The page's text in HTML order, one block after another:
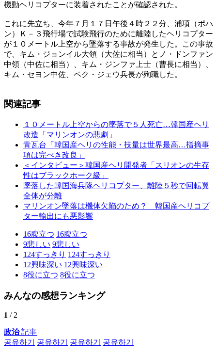
機動ヘリコプターに装着されたことが確認された。
これに先立ち、今年７月１７日午後４時２２分、浦項（ポハ
ン）Ｋ－３飛行場で試験飛行のために離陸したヘリコプター
が１０メートル上空から墜落する事故が発生した。この事故
で、キム・ジョンイル大領（大佐に相当）とノ・ドンファン
中領（中佐に相当）、キム・ジンファ上士（曹長に相当）、
キム・セヨン中佐、ペク・ジェウ兵長が殉職した。
関連記事
１０メートル上空からの墜落で５人死亡…韓国産ヘリ
改造「マリンオンの悲劇」
青瓦台「韓国産ヘリの性能・技量は世界最高…指摘事
項は完ぺき改良」
＜インタビュー＞韓国産ヘリ開発者「スリオンの生存
性はブラックホーク級」
墜落した韓国海兵隊ヘリコプター、離陸５秒で回転翼
全体が分離
マリンオン墜落は機体欠陥のため？ 韓国産ヘリコプ
ター輸出にも悪影響
16腹立つ 16腹立つ
9悲しい 9悲しい
124すっきり 124すっきり
12興味深い 12興味深い
8役に立つ 8役に立つ
みんなの感想ランキング
1 / 2
政治記事
공유하기
공유하기 공유하기 공유하기